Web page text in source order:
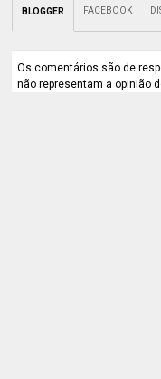
BLOGGER FACEBOOK
Os comentários são de
não representam a opinião